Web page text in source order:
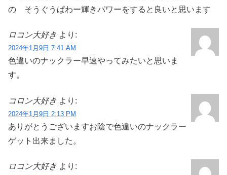
の そうぐうぱわー輝きパワーをすると良いと思います
ロコン大好き より:
2024年1月9日 7:41 AM
色違いのナックラー早速やってみたいと思いま
す。
コロン大好き より:
2024年1月9日 2:13 PM
ありがとうございますお陰で色違いのナックラー
ゲット出来ました。
ロコン大好き より: